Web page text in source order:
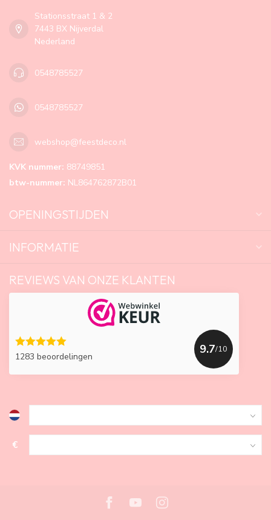
Stationsstraat 1 & 2
7443 BX Nijverdal
Nederland
0548785527
0548785527
webshop@feestdeco.nl
KVK nummer: 88749851
btw-nummer: NL864762872B01
OPENINGSTIJDEN
INFORMATIE
REVIEWS VAN ONZE KLANTEN
1283 beoordelingen
9.7/10
€